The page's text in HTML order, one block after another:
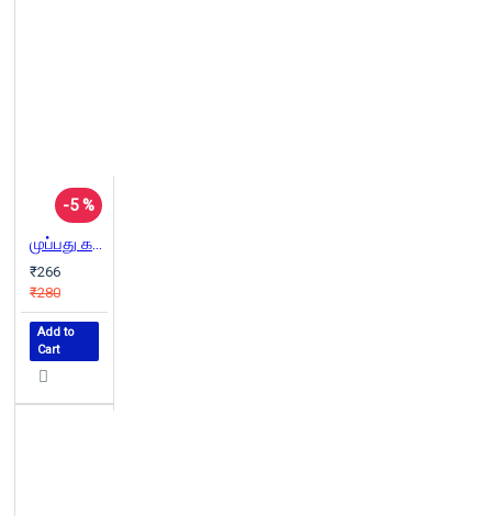
-5 %
முப்பது கட்டுரைகள்
₹266
₹280
Add to
Cart